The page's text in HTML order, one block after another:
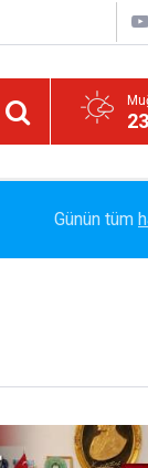
Mekke’de Yeni Bir
Günün tüm